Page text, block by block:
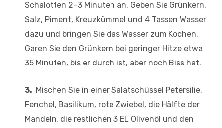
Schalotten 2–3 Minuten an. Geben Sie Grünkern,
Salz, Piment, Kreuzkümmel und 4 Tassen Wasser
dazu und bringen Sie das Wasser zum Kochen.
Garen Sie den Grünkern bei geringer Hitze etwa
35 Minuten, bis er durch ist, aber noch Biss hat.
3. Mischen Sie in einer Salatschüssel Petersilie,
Fenchel, Basilikum, rote Zwiebel, die Hälfte der
Mandeln, die restlichen 3 EL Olivenöl und den